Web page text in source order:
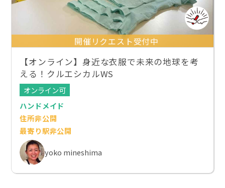
開催リクエスト受付中
【オンライン】身近な衣服で未来の地球を考
える！クルエシカルWS
オンライン可
ハンドメイド
住所非公開
最寄り駅非公開
yoko mineshima